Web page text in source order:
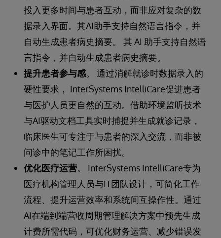
投入更多时间与患者互动，而非应对复杂的数
据录入界面。其AI助手支持自然语言指令，并
自动生成患者病史摘要。 其 AI 助手支持自然语
言指令，并自动生成患者病史摘要。
提升患者参与感。 通过消解就诊时数据录入的
硬性要求， InterSystems IntelliCare促进患者
与医护人员更自然的互动。借助环境监听技术
与AI驱动文档工具实时捕捉并生成就诊记录，
临床医生可专注于与患者的深入交流，而非被
问诊中的笔记工作所困扰。
优化医疗运营。 InterSystems IntelliCare专为
医疗机构管理人员与IT团队设计，可简化工作
流程、提升运营效率和系统间互操作性。通过
AI在端到端营收周期管理解决方案中预先生成
计费所需代码，可优化财务运营、减少错误发